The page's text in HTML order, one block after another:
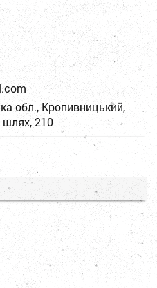
l.com
обл., Кропивницький,
шлях, 210